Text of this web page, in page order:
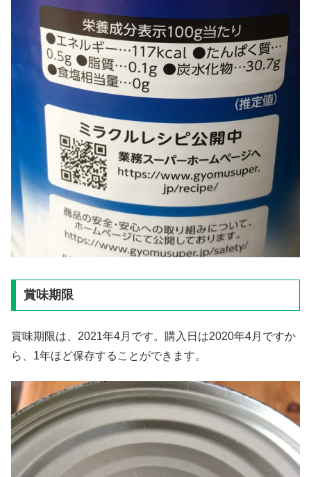
賞味期限
賞味期限は、2021年4月です。購入日は2020年4月ですか
ら、1年ほど保存することができます。